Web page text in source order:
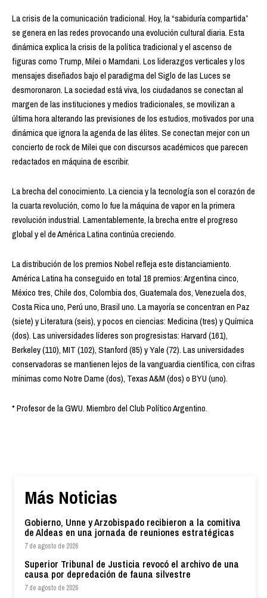
La crisis de la comunicación tradicional. Hoy, la “sabiduría compartida”
se genera en las redes provocando una evolución cultural diaria. Esta
dinámica explica la crisis de la política tradicional y el ascenso de
figuras como Trump, Milei o Mamdani. Los liderazgos verticales y los
mensajes diseñados bajo el paradigma del Siglo de las Luces se
desmoronaron. La sociedad está viva, los ciudadanos se conectan al
margen de las instituciones y medios tradicionales, se movilizan a
última hora alterando las previsiones de los estudios, motivados por una
dinámica que ignora la agenda de las élites. Se conectan mejor con un
concierto de rock de Milei que con discursos académicos que parecen
redactados en máquina de escribir.
La brecha del conocimiento. La ciencia y la tecnología son el corazón de
la cuarta revolución, como lo fue la máquina de vapor en la primera
revolución industrial. Lamentablemente, la brecha entre el progreso
global y el de América Latina continúa creciendo.
La distribución de los premios Nobel refleja este distanciamiento.
América Latina ha conseguido en total 18 premios: Argentina cinco,
México tres, Chile dos, Colombia dos, Guatemala dos, Venezuela dos,
Costa Rica uno, Perú uno, Brasil uno. La mayoría se concentran en Paz
(siete) y Literatura (seis), y pocos en ciencias: Medicina (tres) y Química
(dos). Las universidades líderes son progresistas: Harvard (161),
Berkeley (110), MIT (102), Stanford (85) y Yale (72). Las universidades
conservadoras se mantienen lejos de la vanguardia científica, con cifras
mínimas como Notre Dame (dos), Texas A&M (dos) o BYU (uno).
* Profesor de la GWU. Miembro del Club Político Argentino.
Más Noticias
Gobierno, Unne y Arzobispado recibieron a la comitiva
de Aldeas en una jornada de reuniones estratégicas
7 de agosto de 2026
Superior Tribunal de Justicia revocó el archivo de una
causa por depredación de fauna silvestre
7 de agosto de 2026